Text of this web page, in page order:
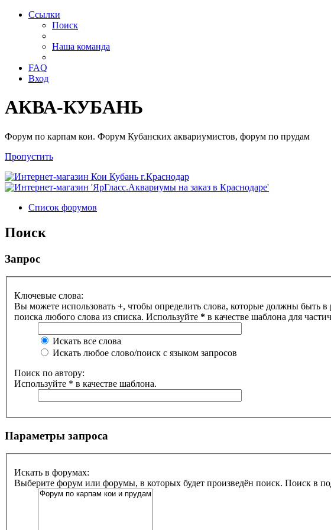
Ссылки
Поиск
Наша команда
FAQ
Вход
АКВА-КУБАНЬ
Форум по карпам кои. Форум Кубанских аквариумистов, форум по прудам
Пропустить
Список форумов
Поиск
Запрос
Ключевые слова:
Вы можете использовать +, чтобы определить слова, которые должны быть в
поиска любого слова из списка. Используйте * в качестве шаблона для
Искать все слова
Искать любое слово/поиск с языком запросов
Поиск по автору:
Используйте * в качестве шаблона.
Параметры запроса
Искать в форумах:
Выберите форум или форумы, в которых будет произведён поиск. Поиск в